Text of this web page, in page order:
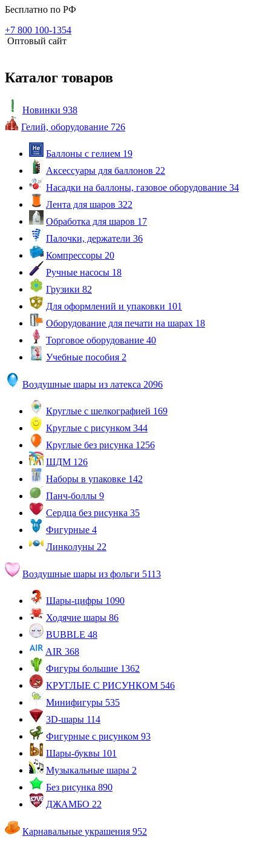
Бесплатно по РФ
+7 800 100-1354
Оптовый сайт
Каталог товаров
Новинки 938
Гелий, оборудование 726
Баллоны с гелием 19
Аксессуары для баллонов 22
Насадки на баллоны, газовое оборудование 34
Лента для шаров 322
Обработка для шаров 17
Палочки, держатели 36
Компрессоры 20
Ручные насосы 18
Грузики 82
Для оформлений и упаковки 101
Оборудование для печати на шарах 18
Торговое оборудование 40
Учебные пособия 2
Воздушные шары из латекса 2096
Круглые с шелкографией 169
Круглые с рисунком 344
Круглые без рисунка 1256
ШДМ 126
Наборы в упаковке 142
Панч-боллы 9
Сердца без рисунка 35
Фигурные 4
Линколуны 22
Воздушные шары из фольги 5113
Шары-цифры 1090
Ходячие шары 86
BUBBLE 48
AIR 368
Фигуры большие 1362
КРУГЛЫЕ С РИСУНКОМ 546
Минифигуры 535
3D-шары 114
Фигурные с рисунком 93
Шары-буквы 101
Музыкальные шары 2
Без рисунка 890
ДЖАМБО 22
Карнавальные украшения 952